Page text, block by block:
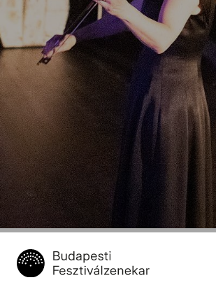
Turné: Kamarakoncert